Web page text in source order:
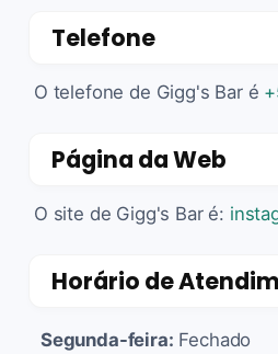
Telefone
O telefone de Gigg's Bar é
Página da Web
O site de Gigg's Bar é:
Horário de
Segunda-feira: Fechado